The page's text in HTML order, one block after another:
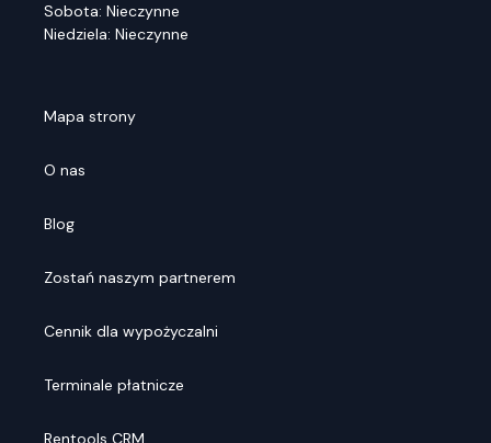
Sobota: Nieczynne
Niedziela: Nieczynne
Mapa strony
O nas
Blog
Zostań naszym partnerem
Cennik dla wypożyczalni
Terminale płatnicze
Rentools CRM